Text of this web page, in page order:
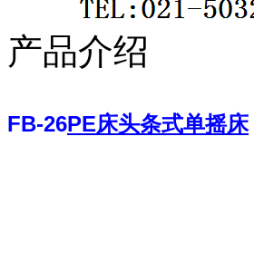
产品介绍
FB-26PE床头条式单摇床